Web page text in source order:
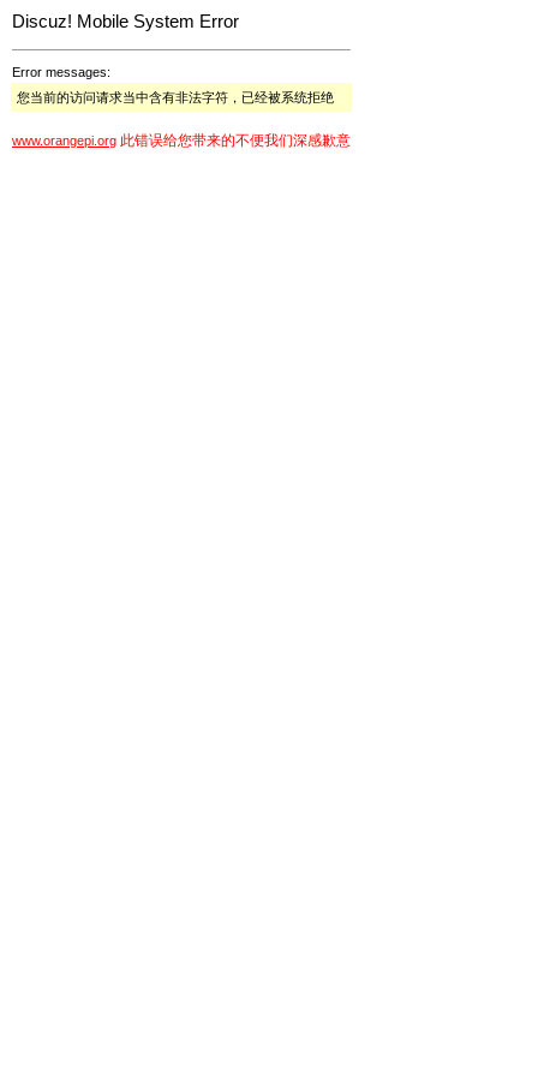
Discuz! Mobile System Error
Error messages:
您当前的访问请求当中含有非法字符，已经被系统拒绝
www.orangepi.org 此错误给您带来的不便我们深感歉意